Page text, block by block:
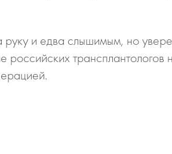
руку и едва слышимым, но
российских